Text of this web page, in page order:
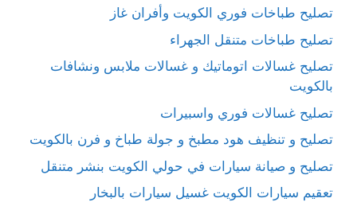
تصليح طباخات فوري الكويت وأفران غاز
تصليح طباخات متنقل الجهراء
تصليح غسالات اتوماتيك و غسالات ملابس ونشافات
بالكويت
تصليح غسالات فوري واسبيرات
تصليح و تنظيف هود مطبخ و جولة طباخ و فرن بالكويت
تصليح و صيانة سيارات في حولي الكويت بنشر متنقل
تعقيم سيارات الكويت غسيل سيارات بالبخار